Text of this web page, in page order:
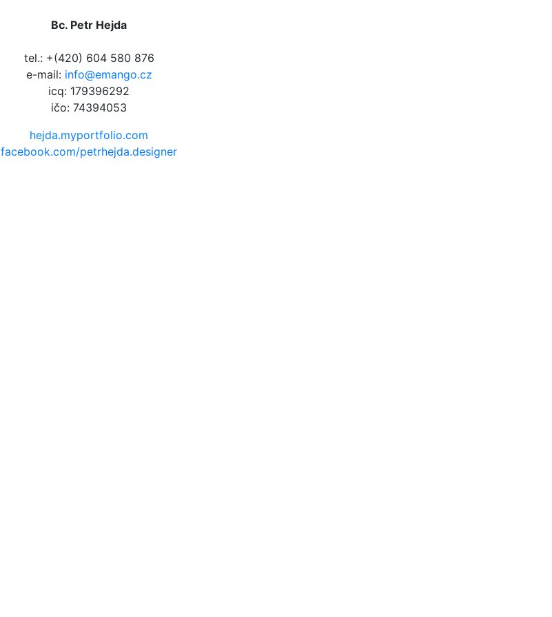
Bc. Petr Hejda
tel.: +(420) 604 580 876
e-mail: info@emango.cz
icq: 179396292
ičo: 74394053
hejda.myportfolio.com
facebook.com/petrhejda.designer